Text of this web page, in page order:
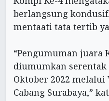
berlangsung
mentaati tata tertib
“Pengumuman juara
diumumkan serentak
Oktober 2022 melalui
Cabang Surabaya,”